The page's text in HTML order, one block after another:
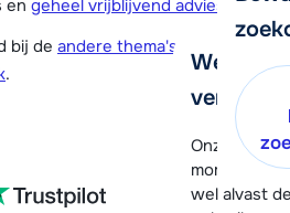
We
verder!
Onze
moment
wel alvast
en geheel vrijblijvend advies
bij de andere thema's
.